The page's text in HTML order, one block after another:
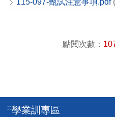
115-097-甄試注意事項.pdf
點閱次數：
:::學業訓專區